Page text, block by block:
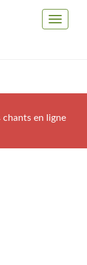
Toggle
chants en ligne